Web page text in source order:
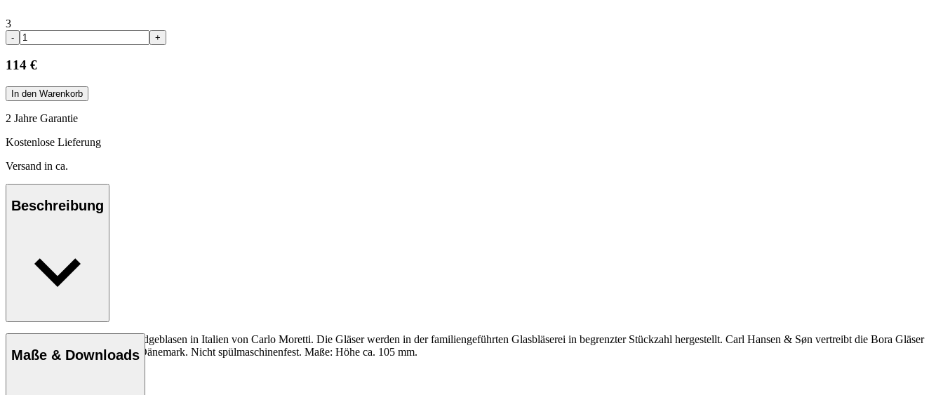
3
- +
114 €
In den Warenkorb
2 Jahre Garantie
Kostenlose Lieferung
Versand in ca.
Beschreibung
Murano Bora Kristallglas, mundgeblasen in Italien von Carlo Moretti. Die Gläser werden in der familiengeführten Glasbläserei in begrenzter Stückzahl hergestellt. Carl Hansen & Søn vertreibt die Bora Gläser
von Carlo Moretti exklusiv in Dänemark. Nicht spülmaschinenfest. Maße: Höhe ca. 105 mm.
Maße & Downloads